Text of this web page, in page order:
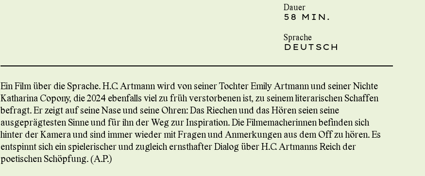
Dauer
58 MIN.
Sprache
DEUTSCH
Ein Film über die Sprache. H.C. Artmann wird von seiner Tochter Emily Artmann und seiner Nichte
Katharina Copony, die 2024 ebenfalls viel zu früh verstorbenen ist, zu seinem literarischen Schaffen
befragt. Er zeigt auf seine Nase und seine Ohren: Das Riechen und das Hören seien seine
ausgeprägtesten Sinne und für ihn der Weg zur Inspiration. Die Filmemacherinnen befinden sich
hinter der Kamera und sind immer wieder mit Fragen und Anmerkungen aus dem Off zu hören. Es
entspinnt sich ein spielerischer und zugleich ernsthafter Dialog über H.C. Artmanns Reich der
poetischen Schöpfung. (A.P.)